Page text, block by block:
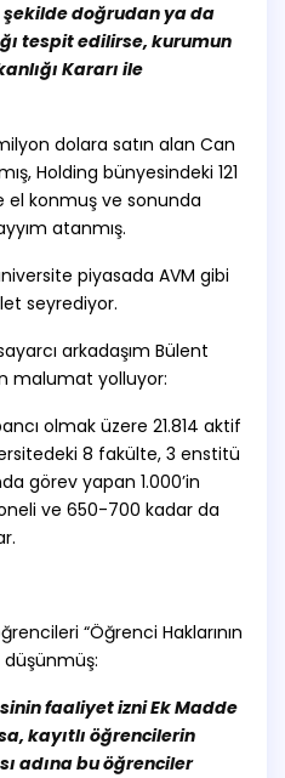
doğrudan ya da
tespit edilirse, kurumun
Kararı ile
dolara satın alan Can
Holding bünyesindeki 121
el konmuş ve sonunda
atanmış.
piyasada AVM gibi
seyrediyor.
arkadaşım Bülent
malumat yolluyor:
olmak üzere 21.814 aktif
8 fakülte, 3 enstitü
görev yapan 1.000’in
ve 650-700 kadar da
“Öğrenci Haklarının
düşünmüş:
faaliyet izni Ek Madde
kayıtlı öğrencilerin
adına bu öğrenciler